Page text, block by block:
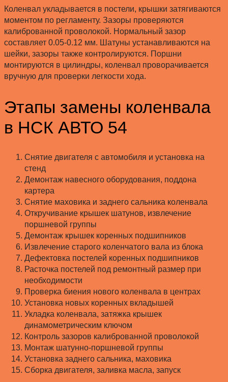
Коленвал укладывается в постели, крышки затягиваются
моментом по регламенту. Зазоры проверяются
калиброванной проволокой. Нормальный зазор
составляет 0.05-0.12 мм. Шатуны устанавливаются на
шейки, зазоры также контролируются. Поршни
монтируются в цилиндры, коленвал проворачивается
вручную для проверки легкости хода.
Этапы замены коленвала
в НСК АВТО 54
Снятие двигателя с автомобиля и установка на
стенд
Демонтаж навесного оборудования, поддона
картера
Снятие маховика и заднего сальника коленвала
Откручивание крышек шатунов, извлечение
поршневой группы
Демонтаж крышек коренных подшипников
Извлечение старого коленчатого вала из блока
Дефектовка постелей коренных подшипников
Расточка постелей под ремонтный размер при
необходимости
Проверка биения нового коленвала в центрах
Установка новых коренных вкладышей
Укладка коленвала, затяжка крышек
динамометрическим ключом
Контроль зазоров калиброванной проволокой
Монтаж шатунно-поршневой группы
Установка заднего сальника, маховика
Сборка двигателя, заливка масла, запуск